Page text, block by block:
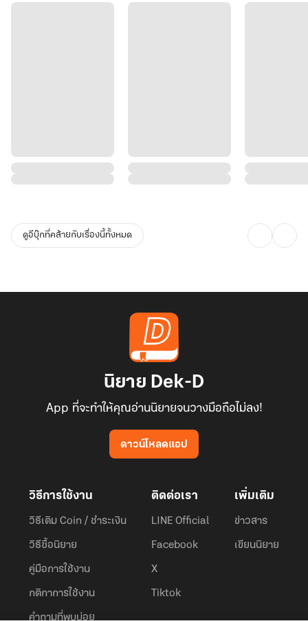
ดูอีบุ๊กที่คล้ายกับเรื่องนี้ทั้งหมด
นิยาย Dek-D
App ที่จะทำให้คุณอ่านนิยายจนวางมือถือไม่ลง!
ดาวน์โหลดแอป
วิธีการใช้งาน
วิธีเติม Coin / ชำระเงิน
วิธีซื้อนิยาย
คู่มือการใช้งาน
กติกาการใช้งาน
คำถามที่พบบ่อย
ติดต่อเรา
LINE Official
Facebook
X
Tiktok
เพิ่มเติม
ข่าวสาร
เขียนนิยาย